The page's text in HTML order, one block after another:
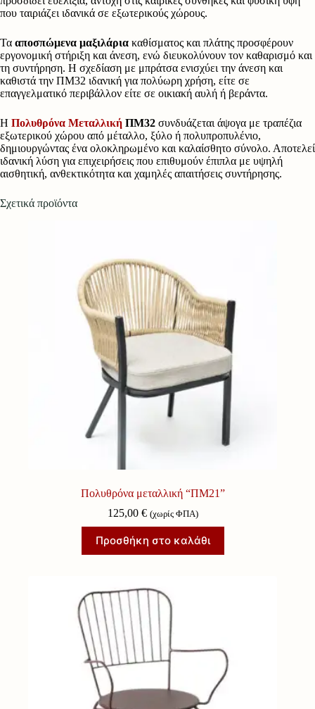
που ταιριάζει ιδανικά σε εξωτερικούς χώρους.
Τα αποσπώμενα μαξιλάρια καθίσματος και πλάτης προσφέρουν
εργονομική στήριξη και άνεση, ενώ διευκολύνουν τον καθαρισμό και
τη συντήρηση. Η σχεδίαση με μπράτσα ενισχύει την άνεση και
καθιστά την ΠΜ32 ιδανική για πολύωρη χρήση, είτε σε
επαγγελματικό περιβάλλον είτε σε οικιακή αυλή ή βεράντα.
Η Πολυθρόνα Μεταλλική ΠΜ32 συνδυάζεται άψογα με τραπέζια
εξωτερικού χώρου από μέταλλο, ξύλο ή πολυπροπυλένιο,
δημιουργώντας ένα ολοκληρωμένο και καλαίσθητο σύνολο. Αποτελεί
ιδανική λύση για επιχειρήσεις που επιθυμούν έπιπλα με υψηλή
αισθητική, ανθεκτικότητα και χαμηλές απαιτήσεις συντήρησης.
Σχετικά προϊόντα
Πολυθρόνα μεταλλική “ΠΜ21”
125,00 € (χωρίς ΦΠΑ)
Προσθήκη στο καλάθι